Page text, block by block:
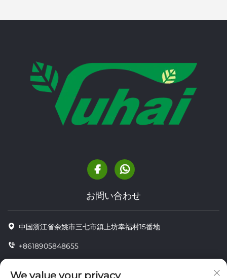
お問い合わせ
中国浙江省余姚市三七市鎮上坊幸福村15番地
+8618905848655
We value your privacy